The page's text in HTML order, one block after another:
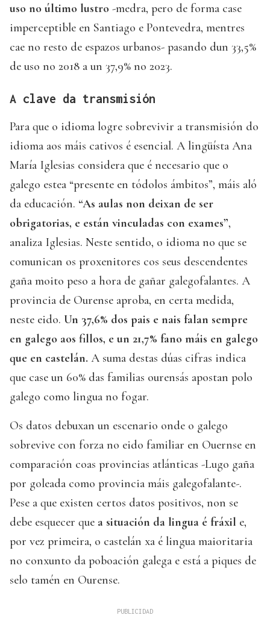
uso no último lustro -medra, pero de forma case
imperceptible en Santiago e Pontevedra, mentres
cae no resto de espazos urbanos- pasando dun 33,5%
de uso no 2018 a un 37,9% no 2023.
A clave da transmisión
Para que o idioma logre sobrevivir a transmisión do
idioma aos máis cativos é esencial. A lingüísta Ana
María Iglesias considera que é necesario que o
galego estea “presente en tódolos ámbitos”, máis aló
da educación. “As aulas non deixan de ser
obrigatorias, e están vinculadas con exames”,
analiza Iglesias. Neste sentido, o idioma no que se
comunican os proxenitores cos seus descendentes
gaña moito peso a hora de gañar galegofalantes. A
provincia de Ourense aproba, en certa medida,
neste eido. Un 37,6% dos pais e nais falan sempre
en galego aos fillos, e un 21,7% fano máis en galego
que en castelán. A suma destas dúas cifras indica
que case un 60% das familias ourensás apostan polo
galego como lingua no fogar.
Os datos debuxan un escenario onde o galego
sobrevive con forza no eido familiar en Ouernse en
comparación coas provincias atlánticas -Lugo gaña
por goleada como provincia máis galegofalante-.
Pese a que existen certos datos positivos, non se
debe esquecer que a situación da lingua é fráxil e,
por vez primeira, o castelán xa é lingua maioritaria
no conxunto da poboación galega e está a piques de
selo tamén en Ourense.